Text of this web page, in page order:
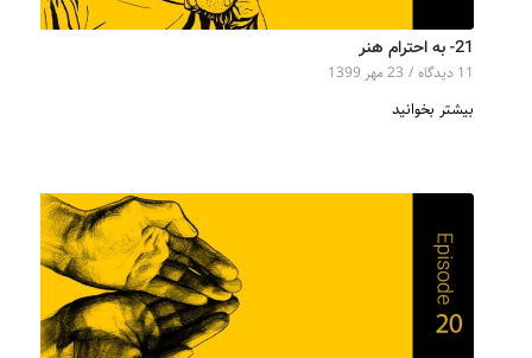
21- به احترام هنر
11 دیدگاه‌ / 23 مهر 1399
بیشتر بخوانید